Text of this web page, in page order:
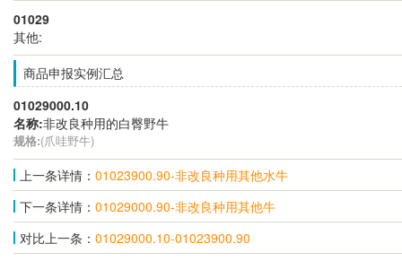
01029
其他:
商品申报实例汇总
01029000.10
名称:非改良种用的白臀野牛
规格:(爪哇野牛)
上一条详情： 01023900.90-非改良种用其他水牛
下一条详情： 01029000.90-非改良种用其他牛
对比上一条： 01029000.10-01023900.90